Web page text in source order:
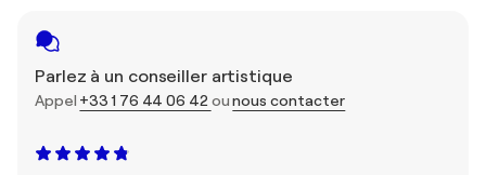
Parlez à un conseiller artistique
Appel +33 1 76 44 06 42 ounous contacter